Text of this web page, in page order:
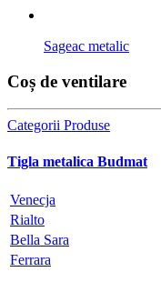
Sageac metalic
Coș de ventilare
Categorii Produse
Tigla metalica Budmat
Venecja
Rialto
Bella Sara
Ferrara